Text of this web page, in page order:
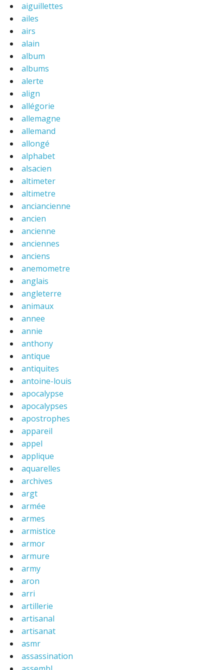
aiguillettes
ailes
airs
alain
album
albums
alerte
align
allégorie
allemagne
allemand
allongé
alphabet
alsacien
altimeter
altimetre
anciancienne
ancien
ancienne
anciennes
anciens
anemometre
anglais
angleterre
animaux
annee
annie
anthony
antique
antiquites
antoine-louis
apocalypse
apocalypses
apostrophes
appareil
appel
applique
aquarelles
archives
argt
armée
armes
armistice
armor
armure
army
aron
arri
artillerie
artisanal
artisanat
asmr
assassination